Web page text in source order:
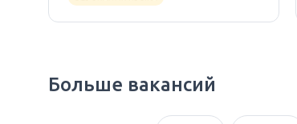
Больше вакансий